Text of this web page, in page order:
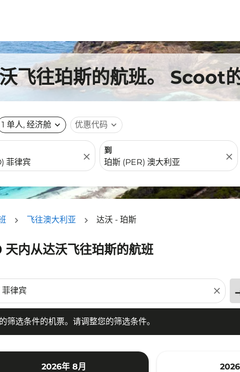
飞往珀斯的航班。 Scoot
1 单人, 经济舱 expand_more 优惠代码 expand_more
close
到
close
飞往澳大利亚 达沃 - 珀斯
天内从达沃飞往珀斯的航班
close
筛选条件的机票。请调整您的筛选条件。
选条件的机票。请调整您的筛选条件。
2026年 8月